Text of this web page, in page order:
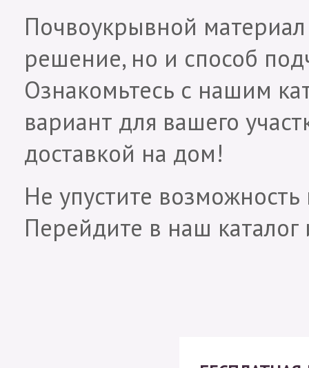
Почвоукрывной
решение, но и способ
Ознакомьтесь с нашим
вариант для вашего
доставкой на дом!
Не упустите
Перейдите в наш каталог